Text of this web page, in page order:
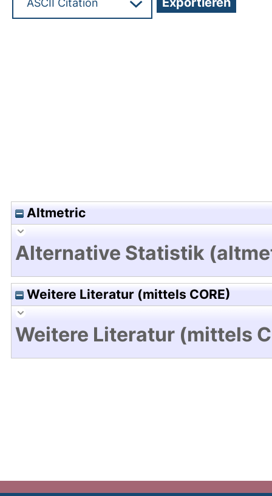
Altmetric
Alternative Statistik
Weitere Literatur (mittels CORE)
Weitere Literatur (mittels